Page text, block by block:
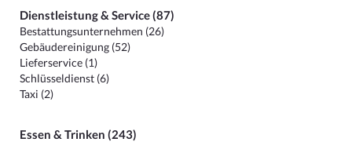
Dienstleistung & Service (87)
Bestattungsunternehmen (26)
Gebäudereinigung (52)
Lieferservice (1)
Schlüsseldienst (6)
Taxi (2)
Essen & Trinken (243)